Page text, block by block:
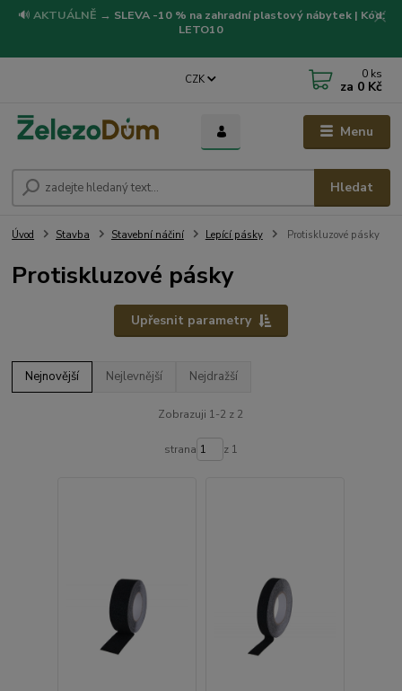
🔊 AKTUÁLNĚ → SLEVA -10 % na zahradní plastový nábytek | Kód:
LETO10
Menu
CZK
Hledat
0 ks
za 0 Kč
Úvod Stavba Stavební náčiní Lepící pásky Protiskluzové pásky
Protiskluzové pásky
Upřesnit parametry
Nejnovější Nejlevnější Nejdražší
Zobrazuji 1-2 z 2
strana z 1